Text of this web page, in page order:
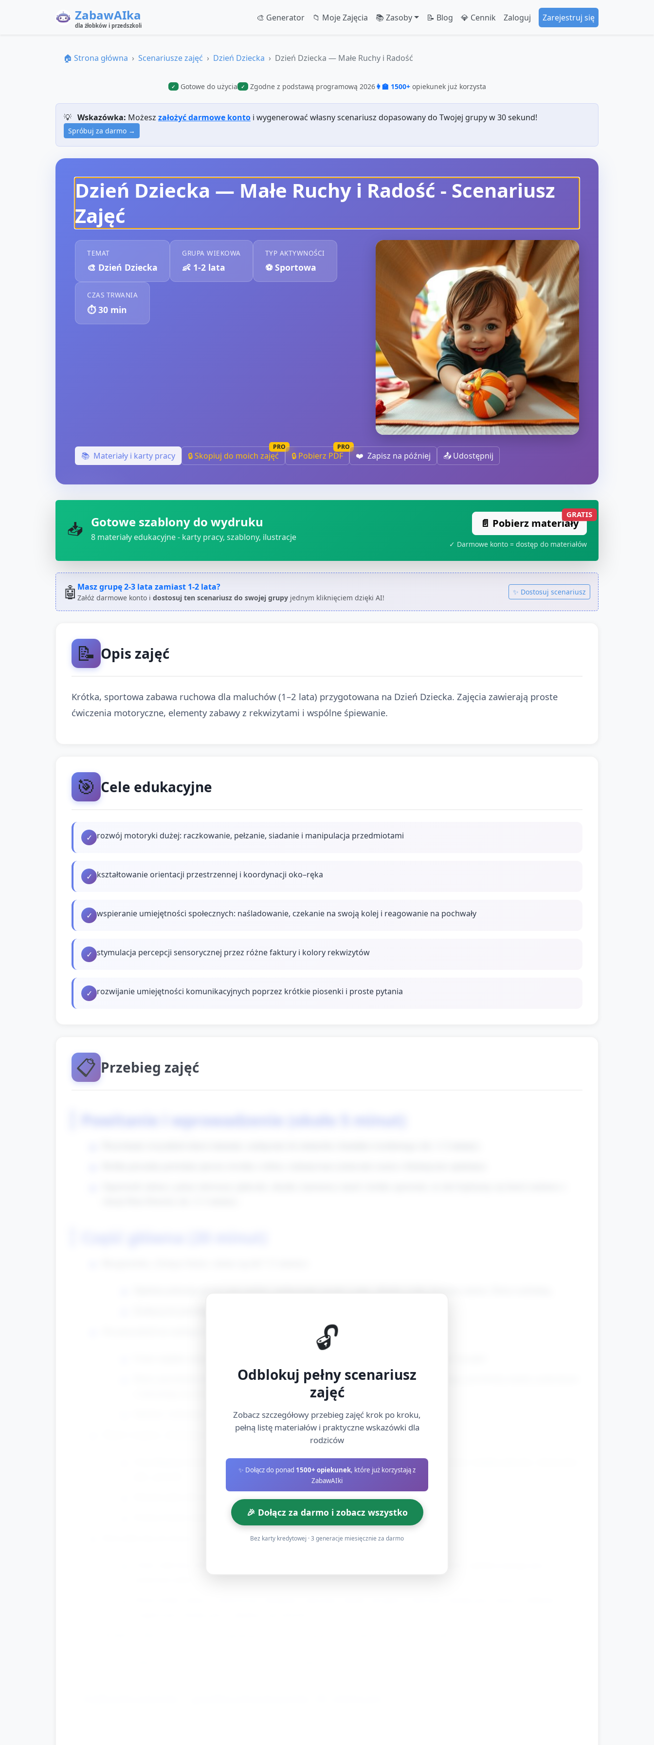
ZabawAIka
dla żłobków i przedszkoli
🎨 Generator 📁 Moje Zajęcia 📚 Zasoby 📝 Blog 💎 Cennik Zaloguj Zarejestruj się
🏠 Strona główna Scenariusze zajęć Dzień Dziecka Dzień Dziecka — Małe Ruchy i Radość
✓ Gotowe do użycia ✓ Zgodne z podstawą programową 2026👩‍🏫 1500+ opiekunek już korzysta
💡 Wskazówka: Możesz założyć darmowe konto i wygenerować własny scenariusz dopasowany do Twojej grupy w 30 sekund!
Spróbuj za darmo →
Dzień Dziecka — Małe Ruchy i Radość - Scenariusz
Zajęć
TEMAT
🎨 Dzień Dziecka
GRUPA WIEKOWA
👶 1-2 lata
TYP AKTYWNOŚCI
⚽ Sportowa
CZAS TRWANIA
⏱️30 min
📚 Materiały i karty pracy 🔒 Skopiuj do moich zajęć
PRO
🔒 Pobierz PDF
PRO
❤️ Zapisz na później 📤 Udostępnij
📥 Gotowe szablony do wydruku
8 materiały edukacyjne - karty pracy, szablony, ilustracje
📄 Pobierz materiały
GRATIS
✓ Darmowe konto = dostęp do materiałów
🤖Masz grupę2-3 lata zamiast 1-2 lata?
Załóż darmowe konto i dostosuj ten scenariusz do swojej grupy jednym kliknięciem dzięki AI!
✨ Dostosuj scenariusz
📝 Opis zajęć
Krótka, sportowa zabawa ruchowa dla maluchów (1–2 lata) przygotowana na Dzień Dziecka. Zajęcia zawierają proste
ćwiczenia motoryczne, elementy zabawy z rekwizytami i wspólne śpiewanie.
🎯 Cele edukacyjne
✓ rozwój motoryki dużej: raczkowanie, pełzanie, siadanie i manipulacja przedmiotami
✓ kształtowanie orientacji przestrzennej i koordynacji oko–ręka
✓ wspieranie umiejętności społecznych: naśladowanie, czekanie na swoją kolej i reagowanie na pochwały
✓ stymulacja percepcji sensorycznej przez różne faktury i kolory rekwizytów
✓ rozwijanie umiejętności komunikacyjnych poprzez krótkie piosenki i proste pytania
📋 Przebieg zajęć
Powitanie i wprowadzenie (około 5 minut)
Dzieci przechodzą krótki odcinek na czworakach lub ubrane w nosidełko/mama/tata pomaga, przechodzą między poduszkami
Opiekun asekurująco kieruje ruchem, pomaga przy pokonywaniu przeszkód.
Tunel i wyjście „Szukamy prezentu" (5 minut)
Użyj długiego kartonu lub materiałowego tunelu; na końcu ustaw małe, bezpieczne przedmioty (miękka piłeczka, chusteczka)
Dziecko pełza lub raczkuje przez tunel z pomocą opiekuna i wyciąga „prezent".
Pochwal każde dziecko głośno i zachęć do pokazania znaleziska.
Rzut piłeczką do kosza i zabawa z chustkami (4–5 minut)
🔓
Odblokuj pełny scenariusz
zajęć
Zobacz szczegółowy przebieg zajęć krok po kroku,
pełną listę materiałów i praktyczne wskazówki dla
rodziców
✨ Dołącz do ponad 1500+ opiekunek, które już korzystają z
ZabawAIki
🎉 Dołącz za darmo i zobacz wszystko
Bez karty kredytowej · 3 generacje miesięcznie za darmo